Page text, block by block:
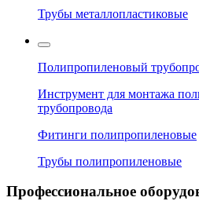
Трубы металлопластиковые
Полипропиленовый
Инструмент для монтажа
трубопровода
Фитинги полипропиленовые
Трубы полипропиленовые
Профессиональное